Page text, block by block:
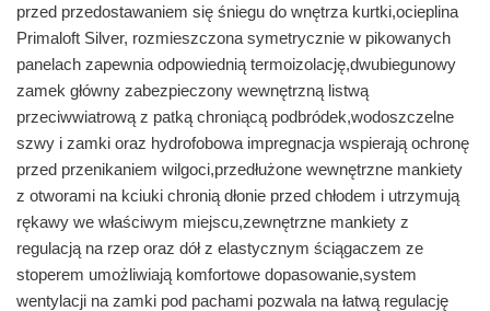
przed przedostawaniem się śniegu do wnętrza kurtki,ocieplina
Primaloft Silver, rozmieszczona symetrycznie w pikowanych
panelach zapewnia odpowiednią termoizolację,dwubiegunowy
zamek główny zabezpieczony wewnętrzną listwą
przeciwwiatrową z patką chroniącą podbródek,wodoszczelne
szwy i zamki oraz hydrofobowa impregnacja wspierają ochronę
przed przenikaniem wilgoci,przedłużone wewnętrzne mankiety
z otworami na kciuki chronią dłonie przed chłodem i utrzymują
rękawy we właściwym miejscu,zewnętrzne mankiety z
regulacją na rzep oraz dół z elastycznym ściągaczem ze
stoperem umożliwiają komfortowe dopasowanie,system
wentylacji na zamki pod pachami pozwala na łatwą regulację